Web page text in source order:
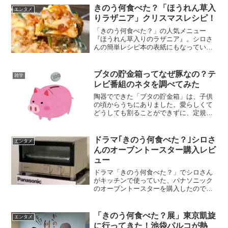
ランブルチーズ」〈恋する火曜日のアッ
プルクランブルチーズ〉...
エンタメ
きのう何食べた？「ほうれん草入
りラザニア」クリスマスレシピ！
「きのう何食べた？」の人気メニュー
『ほうれん草入りのラザニア』。シロさ
んの簡単レシピ本の表紙にもなっていま
すめ料理です。手間のかかるラザニアも
ソースを市販のもので代用...
雑学
ブタの貯金箱ってなぜ豚なの？テ
レビ番組のネタを調べてみた
陶器でできた「ブタの貯金箱」は、子供
の頃からうちにありました。愛らしくて
どうしても割ることができずに、定規を
か？」を観ていたら、どうして貯金箱と
いえば「豚」なんでしょう？とい...
エンタメ
ドラマ｢きのう何食べた？｣シロさ
んのオーブントースター購入レビ
ュー
ドラマ「きのう何食べた？」でシロさん
がキッチンで使っていた、パナソニック
のオーブントースターを購入したので写
何食べた？』展・東京凱旋にて展示会の
ドラマセットでしっかり...
エンタメ
「きのう何食べた？展」東京凱旋
に行ってきた！池袋パルコが熱